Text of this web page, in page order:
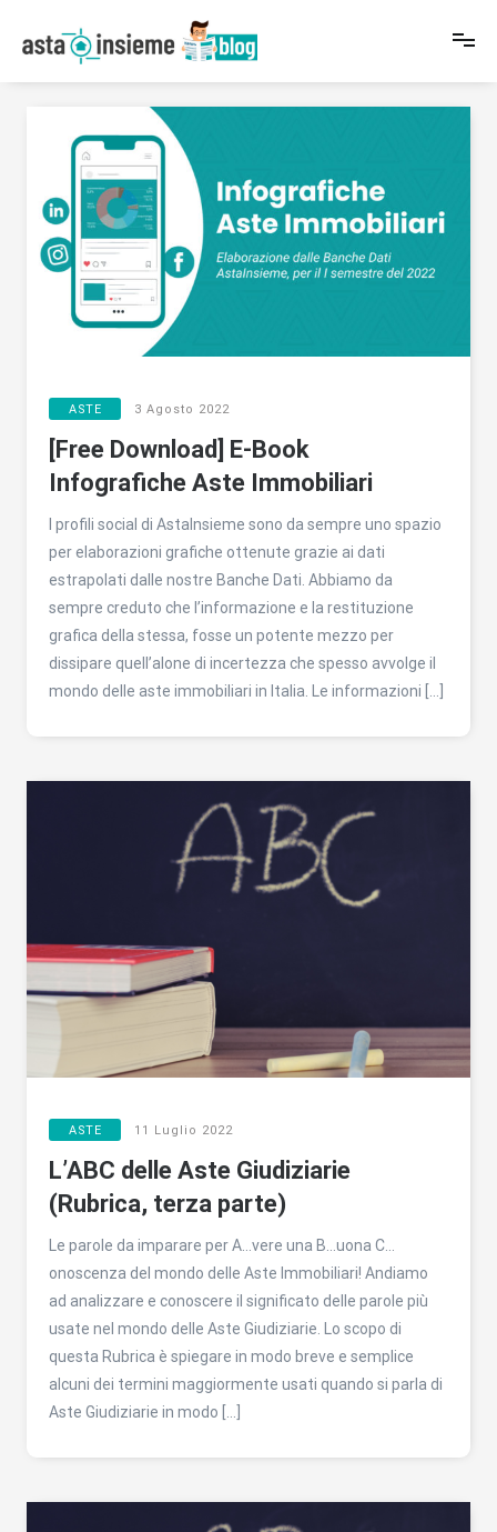
contenuto
Blog AstaInsieme
News e in-formazioni sul mondo delle Aste e del Real Estate
ASTE 3 Agosto 2022
[Free Download] E-Book
Infografiche Aste Immobiliari
I profili social di AstaInsieme sono da sempre uno spazio
per elaborazioni grafiche ottenute grazie ai dati
estrapolati dalle nostre Banche Dati. Abbiamo da
sempre creduto che l’informazione e la restituzione
grafica della stessa, fosse un potente mezzo per
dissipare quell’alone di incertezza che spesso avvolge il
mondo delle aste immobiliari in Italia. Le informazioni […]
ASTE 11 Luglio 2022
L’ABC delle Aste Giudiziarie
(Rubrica, terza parte)
Le parole da imparare per A…vere una B…uona C…
onoscenza del mondo delle Aste Immobiliari! Andiamo
ad analizzare e conoscere il significato delle parole più
usate nel mondo delle Aste Giudiziarie. Lo scopo di
questa Rubrica è spiegare in modo breve e semplice
alcuni dei termini maggiormente usati quando si parla di
Aste Giudiziarie in modo […]